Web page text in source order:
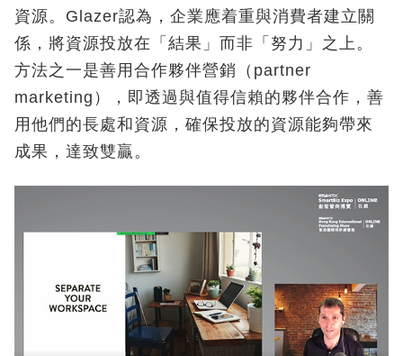
資源。Glazer認為，企業應着重與消費者建立關
係，將資源投放在「結果」而非「努力」之上。
方法之一是善用合作夥伴營銷（partner
marketing），即透過與值得信賴的夥伴合作，善
用他們的長處和資源，確保投放的資源能夠帶來
成果，達致雙贏。